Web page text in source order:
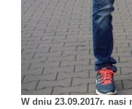
W dniu 23.09.2017r.